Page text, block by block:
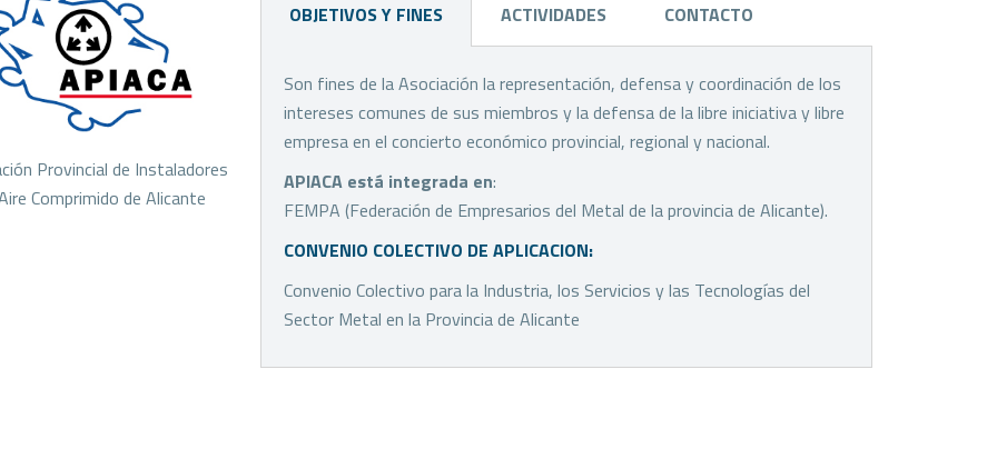
Provincial de Instaladores
Comprimido de Alicante
OBJETIVOS Y FINES ACTIVIDADES CONTACTO
Son fines de la Asociación la representación, defensa y coordinación de los
intereses comunes de sus miembros y la defensa de la libre iniciativa y libre
empresa en el concierto económico provincial, regional y nacional.
APIACA está integrada en:
FEMPA (Federación de Empresarios del Metal de la provincia de Alicante).
CONVENIO COLECTIVO DE APLICACION:
Convenio Colectivo para la Industria, los Servicios y las Tecnologías del
Sector Metal en la Provincia de Alicante